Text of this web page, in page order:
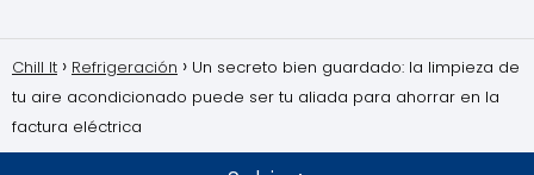
Chill It Refrigeración
Un secreto bien guardado: la limpieza de
tu aire acondicionado puede ser tu aliada para ahorrar en la
factura eléctrica